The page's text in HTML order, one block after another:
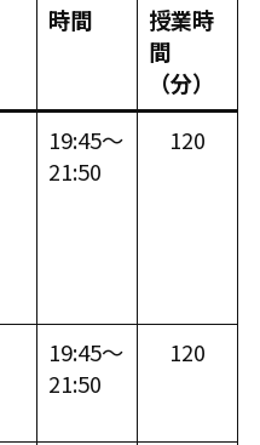
時間
授業時
間
（分）
19:45～
21:50
120
19:45～
21:50
120